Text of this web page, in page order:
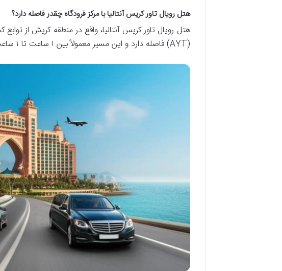
هتل رویال تاور کریس آنتالیا با مرکز فرودگاه چقدر فاصله دارد؟
(AYT) فاصله دارد و این مسیر معمولاً بین ۱ ساعت تا ۱ ساعت و ۱۵ دقیقه با خودرو طول می کشد.